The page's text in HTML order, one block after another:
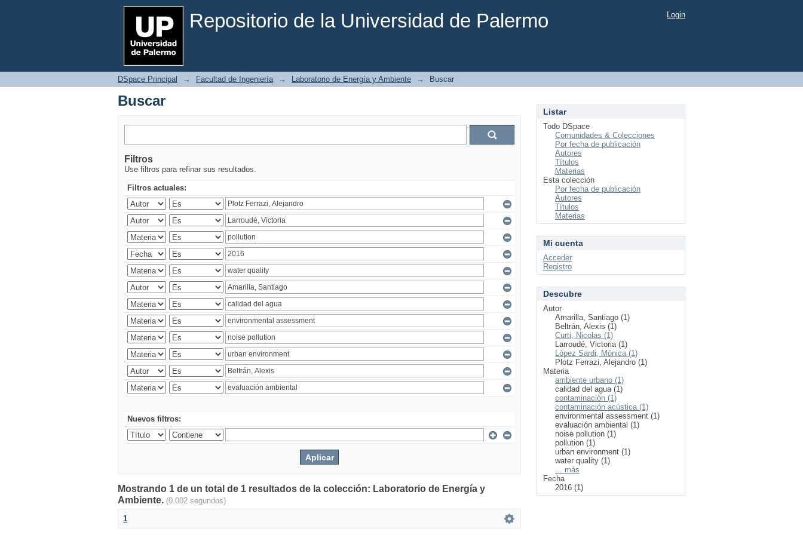
Repositorio de la Universidad de Palermo
Buscar Login
DSpace Principal → Facultad de Ingeniería → Laboratorio de Energía y Ambiente → Buscar
Buscar
Filtros
Use filtros para refinar sus resultados.
Filtros actuales:
Nuevos filtros:
Mostrando 1 de un total de 1 resultados de la colección: Laboratorio de Energía y
Ambiente. (0.002 segundos)
1
Listar
Todo DSpace
Comunidades & Colecciones
Por fecha de publicación
Autores
Títulos
Materias
Esta colección
Por fecha de publicación
Autores
Títulos
Materias
Mi cuenta
Acceder
Registro
Descubre
Autor
Amarilla, Santiago (1)
Beltrán, Alexis (1)
Curti, Nicolas (1)
Larroudé, Victoria (1)
López Sardi, Mónica (1)
Plotz Ferrazi, Alejandro (1)
Materia
ambiente urbano (1)
calidad del agua (1)
contaminación (1)
contaminación acústica (1)
environmental assessment (1)
evaluación ambiental (1)
noise pollution (1)
pollution (1)
urban environment (1)
water quality (1)
... más
Fecha
2016 (1)